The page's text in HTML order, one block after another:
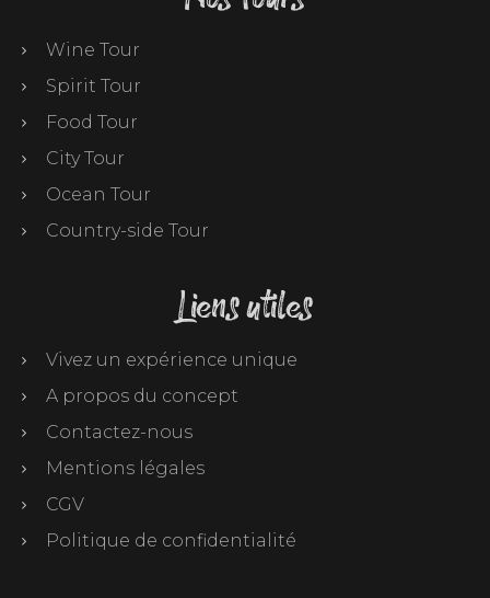
Wine Tour
Spirit Tour
Food Tour
City Tour
Ocean Tour
Country-side Tour
Liens utiles
Vivez un expérience unique
A propos du concept
Contactez-nous
Mentions légales
CGV
Politique de confidentialité